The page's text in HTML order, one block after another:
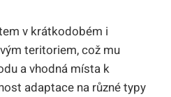
v krátkodobém i
teritoriem, což mu
a vhodná místa k
adaptace na různé typy